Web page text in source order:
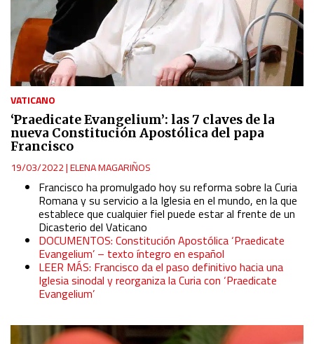
VATICANO
‘Praedicate Evangelium’: las 7 claves de la
nueva Constitución Apostólica del papa
Francisco
19/03/2022|ELENA MAGARIÑOS
Francisco ha promulgado hoy su reforma sobre la Curia
Romana y su servicio a la Iglesia en el mundo, en la que
establece que cualquier fiel puede estar al frente de un
Dicasterio del Vaticano
DOCUMENTOS: Constitución Apostólica ‘Praedicate
Evangelium’ – texto íntegro en español
LEER MÁS: Francisco da el paso definitivo hacia una
Iglesia sinodal y reorganiza la Curia con ‘Praedicate
Evangelium’